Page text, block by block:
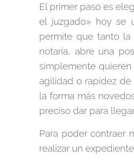
El primer paso es
el juzgado» hoy se
permite que tanto la
notaría, abre una
simplemente
agilidad o rapidez de
la forma más
preciso dar para
Para poder contraer
realizar un